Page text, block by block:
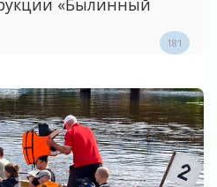
«Былинный
181